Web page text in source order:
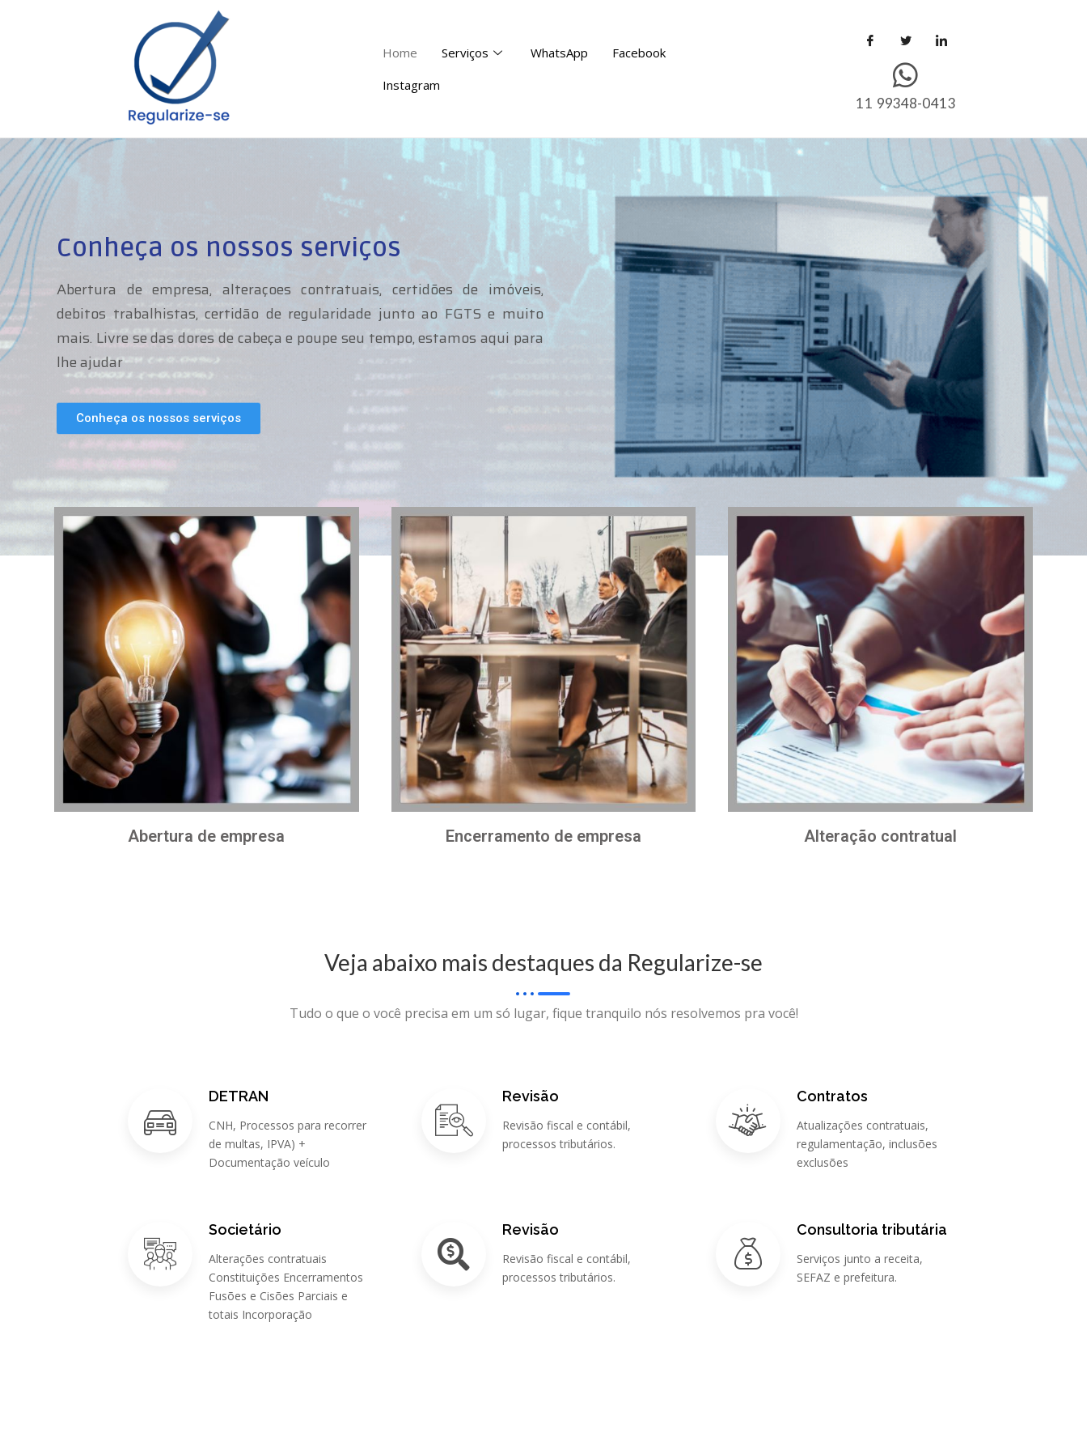
Home Serviços WhatsApp
Facebook
Instagram
11 99348-0413
Conheça os nossos serviços
Abertura de empresa, alteraçoes contratuais, certidões de imóveis,
debitos trabalhistas, certidão de regularidade junto ao FGTS e muito
mais. Livre se das dores de cabeça e poupe seu tempo, estamos aqui para
lhe ajudar
Conheça os nossos serviços
Abertura de empresa Encerramento de empresa Alteração contratual
Veja abaixo mais destaques da Regularize-se
Tudo o que o você precisa em um só lugar, fique tranquilo nós resolvemos pra você!
DETRAN
CNH, Processos para recorrer
de multas, IPVA) +
Documentação veículo
Revisão
Revisão fiscal e contábil,
processos tributários.
Contratos
Atualizações contratuais,
regulamentação, inclusões
exclusões
Societário
Alterações contratuais
Constituições Encerramentos
Fusões e Cisões Parciais e
totais Incorporação
Revisão
Revisão fiscal e contábil,
processos tributários.
Consultoria tributária
Serviços junto a receita,
SEFAZ e prefeitura.